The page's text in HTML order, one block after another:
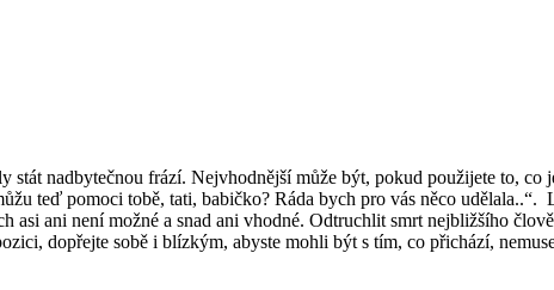
stát nadbytečnou frází. Nejvhodnější může být, pokud použijete to,
teď pomoci tobě, tati, babičko? Ráda bych pro vás něco
ani není možné a snad ani vhodné. Odtruchlit smrt nejbližšího
dopřejte sobě i blízkým, abyste mohli být s tím, co přichází,